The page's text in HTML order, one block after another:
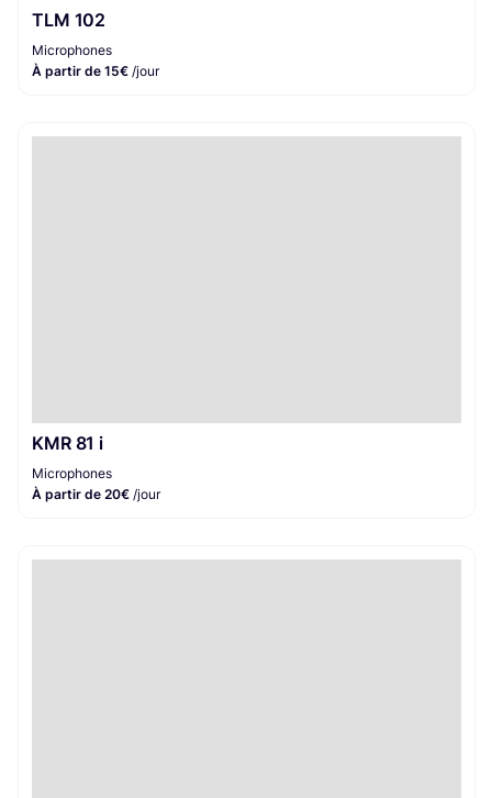
TLM 102
Microphones
À partir de 15€ /jour
KMR 81 i
Microphones
À partir de 20€ /jour